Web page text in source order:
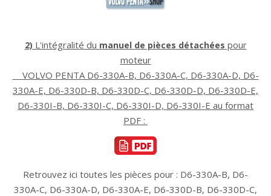
2) L'intégralité du manuel de pièces détachées pour
moteur
VOLVO PENTA D6-330A-B, D6-330A-C, D6-330A-D, D6-
330A-E, D6-330D-B, D6-330D-C, D6-330D-D, D6-330D-E,
D6-330I-B, D6-330I-C, D6-330I-D, D6-330I-E au format
PDF :
Retrouvez ici toutes les pièces pour : D6-330A-B, D6-
330A-C, D6-330A-D, D6-330A-E, D6-330D-B, D6-330D-C,